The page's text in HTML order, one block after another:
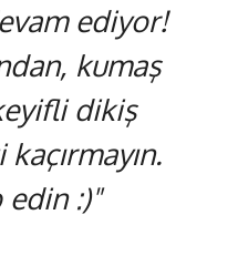
ediyor!
kumaş
dikiş
:)"